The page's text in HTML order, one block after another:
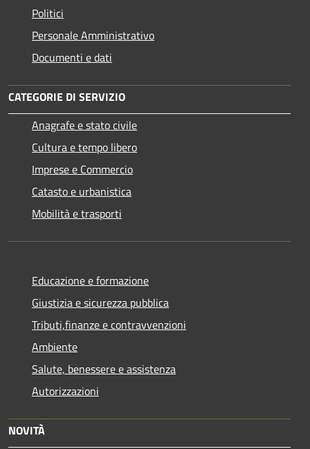
Politici
Personale Amministrativo
Documenti e dati
CATEGORIE DI SERVIZIO
Anagrafe e stato civile
Cultura e tempo libero
Imprese e Commercio
Catasto e urbanistica
Mobilità e trasporti
Educazione e formazione
Giustizia e sicurezza pubblica
Tributi,finanze e contravvenzioni
Ambiente
Salute, benessere e assistenza
Autorizzazioni
NOVITÀ